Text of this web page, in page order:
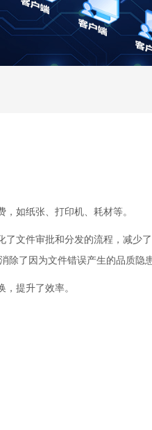
，如纸张、打印机、耗材等。
了文件审批和分发的流程，减少
除了因为文件错误产生的品质隐
，提升了效率。